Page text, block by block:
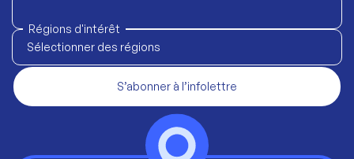
Régions d'intérêt
Sélectionner des régions
S’abonner à l’infolettre